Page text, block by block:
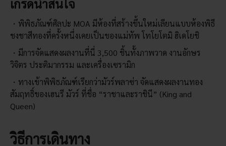
เกร็ดน่าสนใจ
พิพิธภัณฑ์ศิลปะ MOA มีห้องที่สร้างขึ้นใหม่เลียนแบบห้องพิธี
ชงชาสีทองที่ครั้งหนึ่งเคยเป็นของแม่ทัพ โทโยโตมิ ฮิเดโยชิ
มีการจัดแสดงผลงานที่นี่ 3,500 ชิ้นทั้งภาพวาด งานอักษร
วิจิตร ประติมากรรม และเครื่องเซรามิก
ทางเข้าพิพิธภัณฑ์เรียกว่ามัวร์พลาซ่า จัดแสดงผลงานทอง
สัมฤทธิ์ของเฮนรี มัวร์ ที่ชื่อ “ราชาและราชินี” (King and
Queen)
วิธีการเดินทาง